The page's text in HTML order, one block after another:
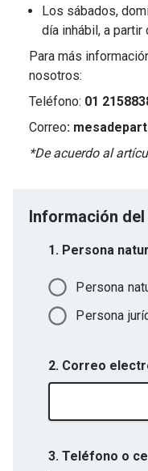
Los sábados,
día inhábil, a
Para más
nosotros:
Teléfono: 01
Correo:
*De acuerdo al
Información
1. Persona
Persona
Persona
2. Correo
3. Teléfono o